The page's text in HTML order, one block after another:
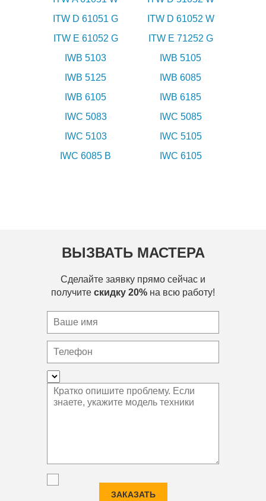
ITW D 61051 G
ITW D 61052 W
ITW E 61052 G
ITW E 71252 G
IWB 5103
IWB 5105
IWB 5125
IWB 6085
IWB 6105
IWB 6185
IWC 5083
IWC 5085
IWC 5103
IWC 5105
IWC 6085 B
IWC 6105
ВЫЗВАТЬ МАСТЕРА
Сделайте заявку прямо сейчас и
получите скидку 20% на всю работу!
ЗАКАЗАТЬ